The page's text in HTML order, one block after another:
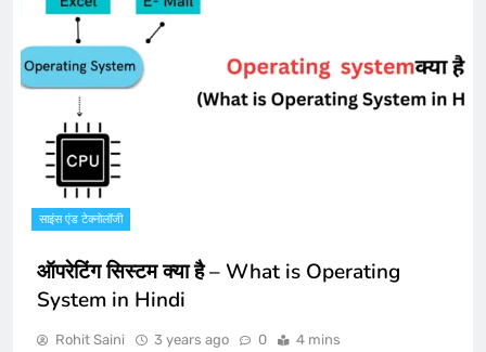
साइंस एंड टेक्नोलॉजी
ऑपरेटिंग सिस्टम क्या है – What is Operating
System in Hindi
Rohit Saini 3 years ago 0 4 mins